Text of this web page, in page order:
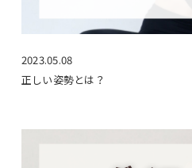
2023.05.08
正しい姿勢とは？